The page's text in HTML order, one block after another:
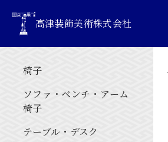
高津装飾美術株式会社
椅子
ソファ・ベンチ・アーム
椅子
テーブル・デスク